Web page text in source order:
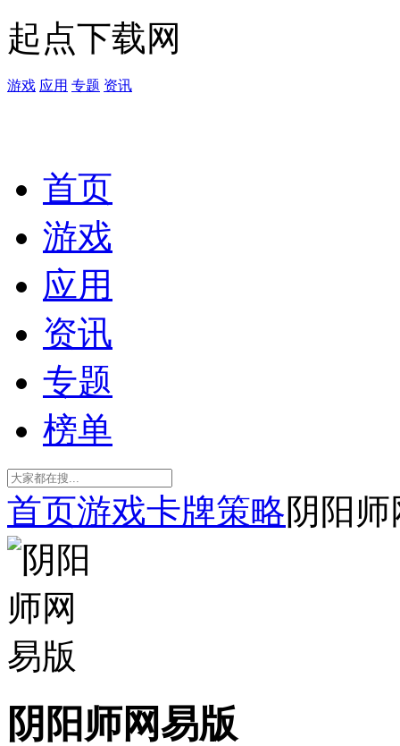
起点下载网
游戏 应用 专题 资讯
首页
游戏
应用
资讯
专题
榜单
首页游戏卡牌策略阴阳
阴阳师网易版